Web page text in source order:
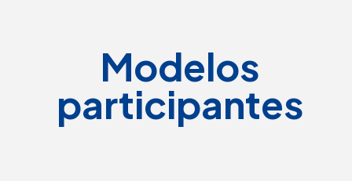
Modelos
participantes